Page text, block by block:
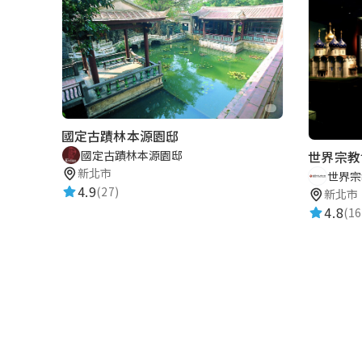
國定古蹟林本源園邸
國定古蹟林本源園邸
新北市
4.9(27)
世界宗
世界
新北市
4.8